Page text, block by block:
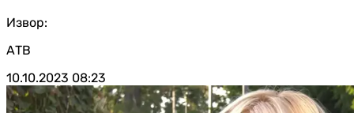
Извор:
АТВ
10.10.2023 08:23